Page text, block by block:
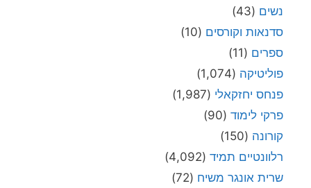
נשים (43)
סדנאות וקורסים (10)
ספרים (11)
פוליטיקה (1,074)
פנחס יחזקאלי (1,987)
פרקי לימוד (90)
קורונה (150)
רלוונטיים תמיד (4,092)
שרית אונגר משיח (72)